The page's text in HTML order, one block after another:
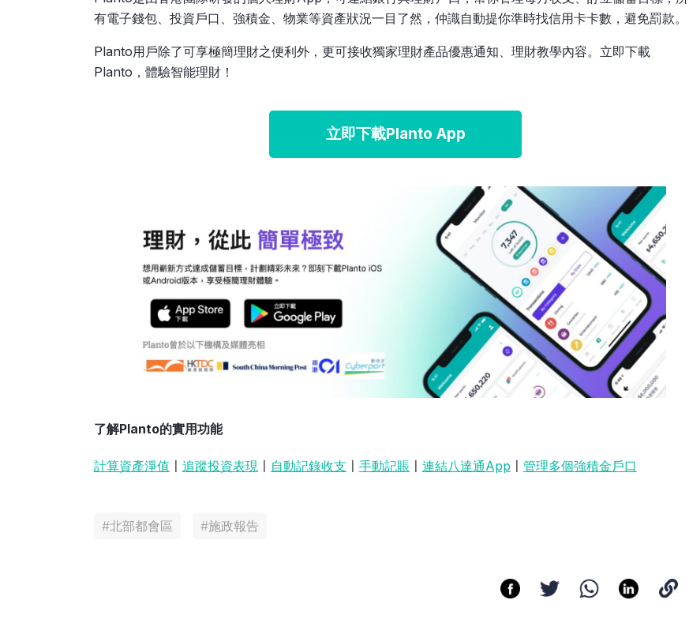
有電子錢包、投資戶口、強積金、物業等資產狀況一目了然，仲識自動提你準時找信用卡卡數，避免罰款。
Planto用戶除了可享極簡理財之便利外，更可接收獨家理財產品優惠通知、理財教學內容。立即下載
Planto，體驗智能理財！
立即下載Planto App
了解Planto的實用功能
計算資產淨值 〡 追蹤投資表現 〡 自動記錄收支 〡 手動記賬〡 連結八達通App 〡 管理多個強積金戶口
#北部都會區 #施政報告